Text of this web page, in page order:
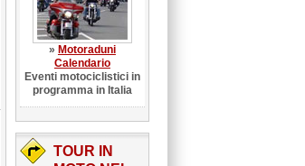
» Motoraduni
Calendario
Eventi motociclistici in
programma in Italia
TOUR IN